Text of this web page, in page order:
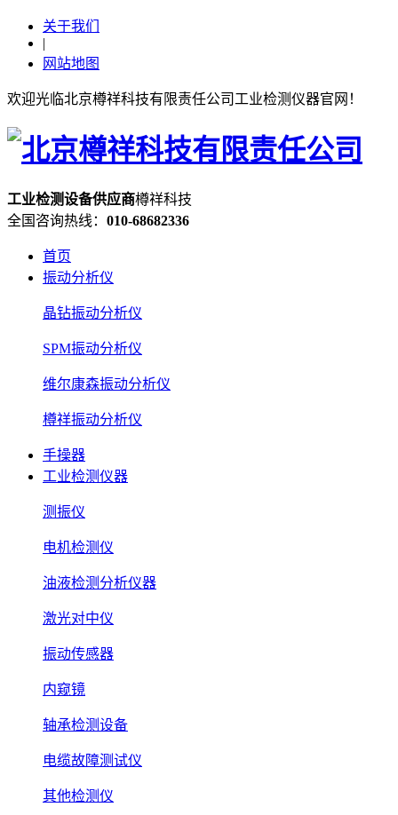
关于我们
|
网站地图
欢迎光临北京樽祥科技有限责任公司工业检测仪器官网！
工业检测设备供应商樽祥科技
全国咨询热线： 010-68682336
首页
振动分析仪
晶钻振动分析仪
SPM振动分析仪
维尔康森振动分析仪
樽祥振动分析仪
手操器
工业检测仪器
测振仪
电机检测仪
油液检测分析仪器
激光对中仪
振动传感器
内窥镜
轴承检测设备
电缆故障测试仪
其他检测仪